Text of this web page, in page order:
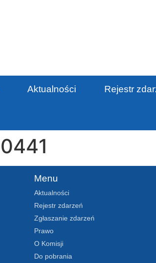
Aktualności Rejestr
Menu
Aktualności
Rejestr zdarzeń
Zgłaszanie zdarzeń
Prawo
O Komisji
Do pobrania